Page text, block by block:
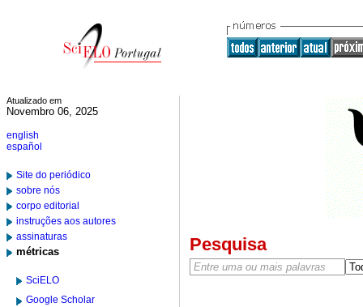
Atualizado em
Novembro 06, 2025
english
español
Site do periódico
sobre nós
corpo editorial
instruções aos autores
assinaturas
métricas
SciELO
Google Scholar
Pesquisa